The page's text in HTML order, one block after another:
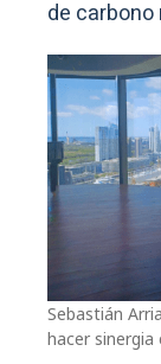
de carbono
Sebastián
hacer